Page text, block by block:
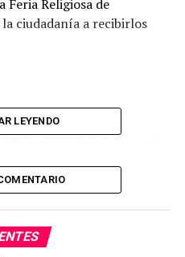
Feria Religiosa de
ciudadanía a recibirlos
LEYENDO